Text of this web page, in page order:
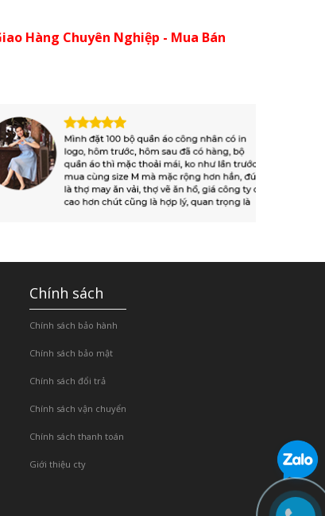
Hàng Chuyên Nghiệp - Mua Bán
Chính sách
Chính sách bảo hành
Chính sách bảo mật
Chính sách đổi trả
Chính sách vận chuyển
Chính sách thanh toán
Giới thiệu cty